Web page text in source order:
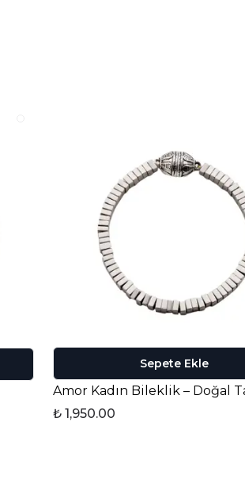
Sepete Ekle
Amor Kadın Bileklik – Doğal
₺ 1,950.00